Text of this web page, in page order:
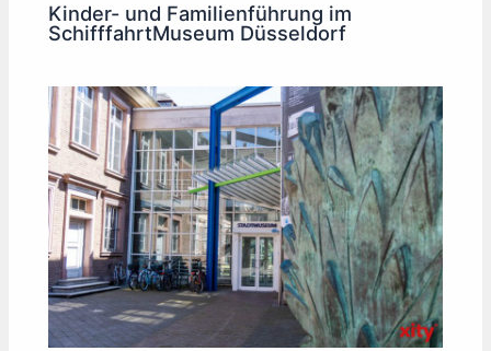
Kinder- und Familienführung im
SchifffahrtMuseum Düsseldorf